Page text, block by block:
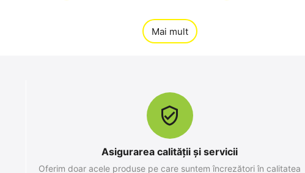
Mai mult
Asigurarea calității și servicii
Oferim doar acele produse pe care suntem încrezători în calitatea